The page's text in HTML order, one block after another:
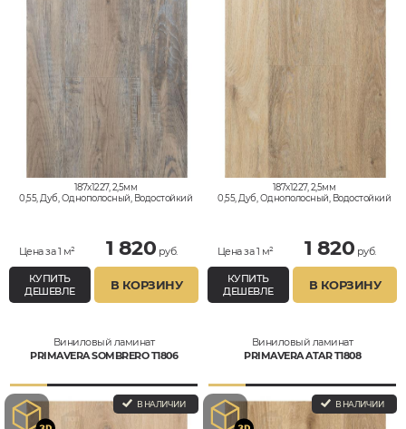
187x1227, 2,5мм
0,55, Дуб, Однополосный, Водостойкий
Цена за 1 м² 1 820 руб.
КУПИТЬ
ДЕШЕВЛЕ
В КОРЗИНУ
187x1227, 2,5мм
0,55, Дуб, Однополосный, Водостойкий
Цена за 1 м² 1 820 руб.
КУПИТЬ
ДЕШЕВЛЕ
В КОРЗИНУ
Виниловый ламинат
PRIMAVERA SOMBRERO T1806
В НАЛИЧИИ
Виниловый ламинат
PRIMAVERA ATAR T1808
В НАЛИЧИИ